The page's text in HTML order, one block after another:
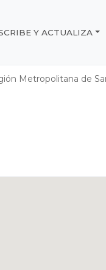
Y ACTUALIZA
Metropolitana de